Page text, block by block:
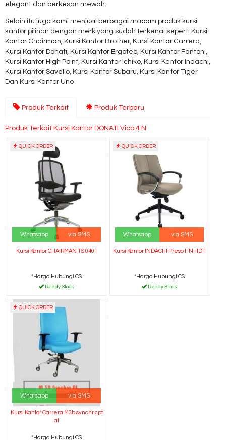
elegant dan berkesan mewah.
Selain itu juga kami menjual berbagai macam produk kursi
kantor pilihan dengan merk yang sudah terkenal seperti Kursi
Kantor Chairman, Kursi Kantor Brother, Kursi Kantor Carrera,
Kursi Kantor Donati, Kursi Kantor Ergotec, Kursi Kantor Fantoni,
Kursi Kantor High Point, Kursi Kantor Ichiko, Kursi Kantor Indachi,
Kursi Kantor Savello, Kursi Kantor Subaru, Kursi Kantor Tiger
Dan Kursi Kantor Uno
Produk Terkait Produk Terbaru
Produk Terkait Kursi Kantor DONATI Vico 4 N
QUICK ORDER
Whatsapp via SMS
Kursi Kantor CHAIRMAN TS 0401
*Harga Hubungi CS
Ready Stock
QUICK ORDER
Whatsapp via SMS
Kursi Kantor INDACHI Preso II N HDT
*Harga Hubungi CS
Ready Stock
QUICK ORDER
Whatsapp via SMS
Kursi Kantor Carrera M3b synchr cpt
al
*Harga Hubungi CS